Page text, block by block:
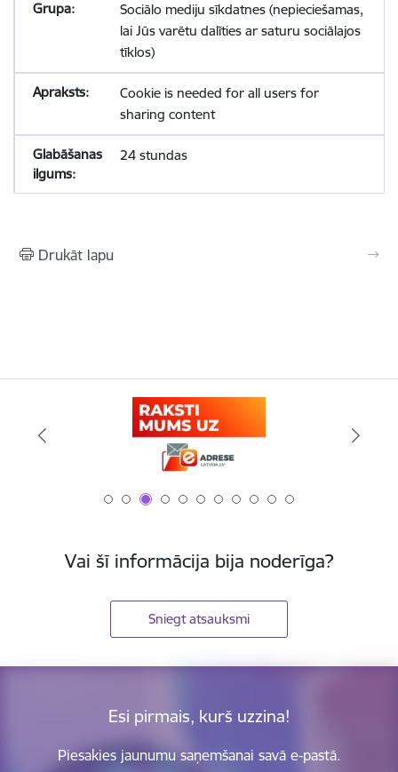
Sociālo mediju sīkdatnes (nepieciešamas,
lai Jūs varētu dalīties ar saturu sociālajos
tīklos)
Cookie is needed for all users for
sharing content
24 stundas
Drukāt lapu
Vai šī informācija bija noderīga?
Sniegt atsauksmi
Esi pirmais, kurš uzzina!
Piesakies jaunumu saņemšanai savā e-pastā.